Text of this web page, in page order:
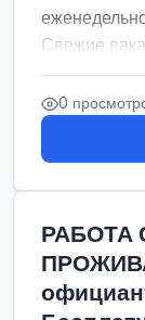
Свежие
0
РАБОТА